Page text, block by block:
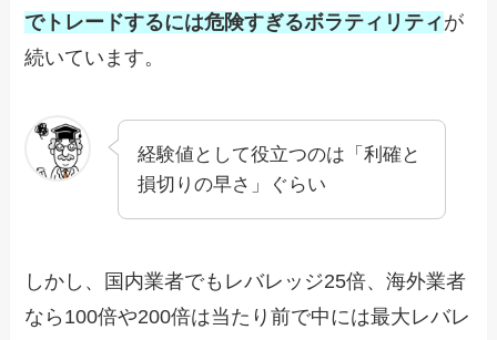
でトレードするには危険すぎるボラティリティが
続いています。
経験値として役立つのは「利確と
損切りの早さ」ぐらい
しかし、国内業者でもレバレッジ25倍、海外業者
なら100倍や200倍は当たり前で中には最大レバレ